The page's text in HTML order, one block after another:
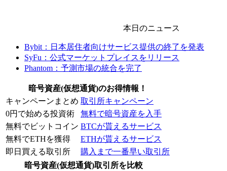
本日のニュース
Bybit：日本居住者向けサービス提供の終了を発表
SyFu：公式マーケットプレイスをリリース
Phantom：予測市場の統合を完了
暗号資産(仮想通貨)のお得情報！
キャンペーンまとめ 取引所キャンペーン
0円で始める投資術
無料で暗号資産を入手
無料でビットコイン BTCが貰えるサービス
無料でETHを獲得
ETHが貰えるサービス
即日買える取引所
購入まで一番早い取引所
暗号資産(仮想通貨)取引所を比較